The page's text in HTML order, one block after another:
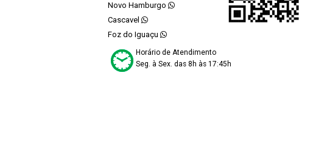
Novo Hamburgo
Cascavel
Foz do Iguaçu
Horário de Atendimento
Seg. à Sex. das 8h às 17:45h